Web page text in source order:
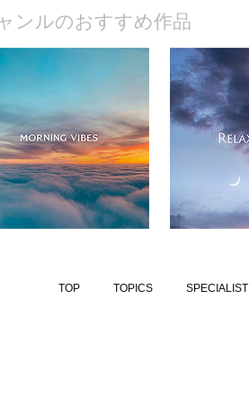
ンルのおすすめ作品
TOP TOPICS SPECIALIST